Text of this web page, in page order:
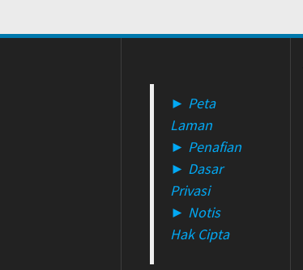
► Peta
Laman
► Penafian
► Dasar
Privasi
► Notis
Hak Cipta